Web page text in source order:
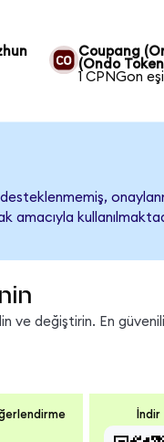
Coupang
(Ondo
1 CPNGon
amacıyla
ve değiştirin. En
İndir